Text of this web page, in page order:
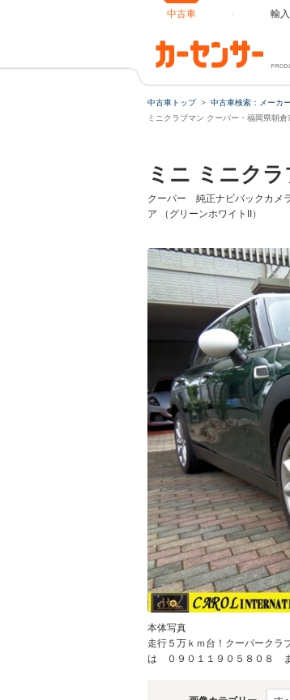
中古車 輸
中古車トップ 中古車検索：メーカ
ミニクラブマン クーパー・福岡県朝
ミニ ミニク
クーパー 純正ナビバックカメ
ア （グリーンホワイトII）
本体写真
走行５万ｋｍ台！クーパーク
は ０９０１１９０５８０８